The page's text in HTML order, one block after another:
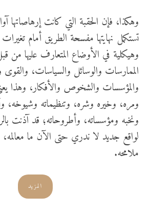
وهكذا، فإن الحقبة التي كانت إرهاصاتها
تستكمل نهايتها مفسحة الطريق أمام
وهيكلية في الأوضاع المتعارف عليها من
الممارسات والوسائل والسياسات، والقوى
والمؤسسات والشخوص والأفكار، وهذا
ومره، وخيره وشره، وتنظيماته وشيوخه،
ونخبه ومؤسساته، وأطروحاته؛ قد آذنت
لواقع جديد لا ندري حتى الآن ما
ملامحه.
المزيد